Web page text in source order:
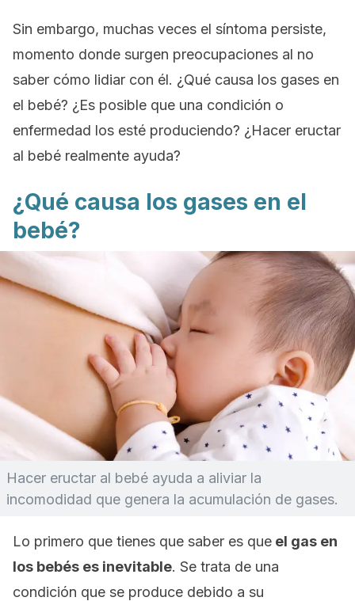
Sin embargo, muchas veces el síntoma persiste,
momento donde surgen preocupaciones al no
saber cómo lidiar con él. ¿Qué causa los gases en
el bebé? ¿Es posible que una condición o
enfermedad los esté produciendo? ¿Hacer eructar
al bebé realmente ayuda?
¿Qué causa los gases en el
bebé?
Hacer eructar al bebé ayuda a aliviar la
incomodidad que genera la acumulación de gases.
Lo primero que tienes que saber es que el gas en
los bebés es inevitable. Se trata de una
condición que se produce debido a su